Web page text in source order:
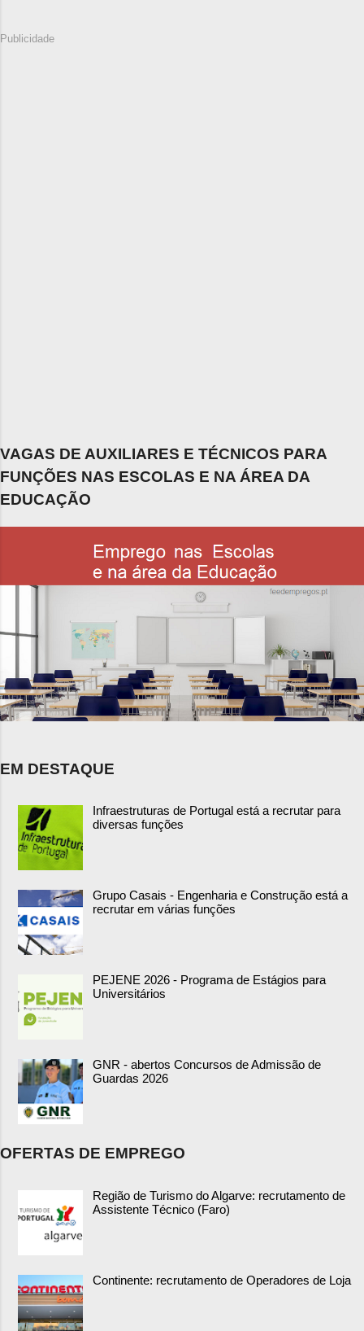
Publicidade
VAGAS DE AUXILIARES E TÉCNICOS PARA
FUNÇÕES NAS ESCOLAS E NA ÁREA DA
EDUCAÇÃO
EM DESTAQUE
Infraestruturas de Portugal está a recrutar para
diversas funções
Grupo Casais - Engenharia e Construção está a
recrutar em várias funções
PEJENE 2026 - Programa de Estágios para
Universitários
GNR - abertos Concursos de Admissão de
Guardas 2026
OFERTAS DE EMPREGO
Região de Turismo do Algarve: recrutamento de
Assistente Técnico (Faro)
Continente: recrutamento de Operadores de Loja